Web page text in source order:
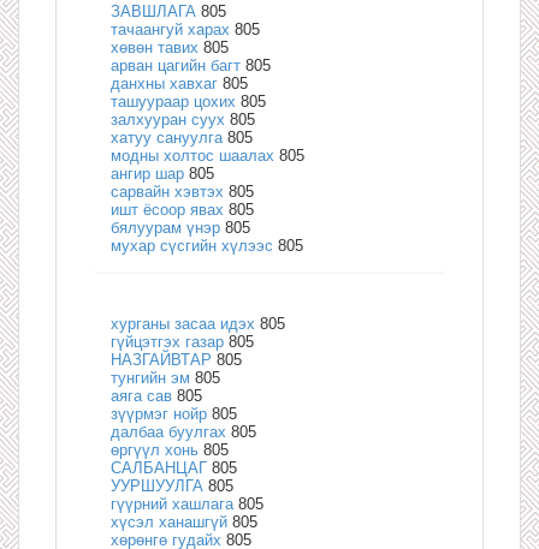
ЗАВШЛАГА 805
тачаангуй харах 805
хөвөн тавих 805
арван цагийн багт 805
данхны хавхаг 805
ташуураар цохих 805
залхууран суух 805
хатуу сануулга 805
модны холтос шаалах 805
ангир шар 805
сарвайн хэвтэх 805
ишт ёсоор явах 805
бялуурам үнэр 805
мухар сүсгийн хүлээс 805
хурганы засаа идэх 805
гүйцэтгэх газар 805
НАЗГАЙВТАР 805
тунгийн эм 805
аяга сав 805
зүүрмэг нойр 805
далбаа буулгах 805
өргүүл хонь 805
САЛБАНЦАГ 805
УУРШУУЛГА 805
гүүрний хашлага 805
хүсэл ханашгүй 805
хөрөнгө гудайх 805